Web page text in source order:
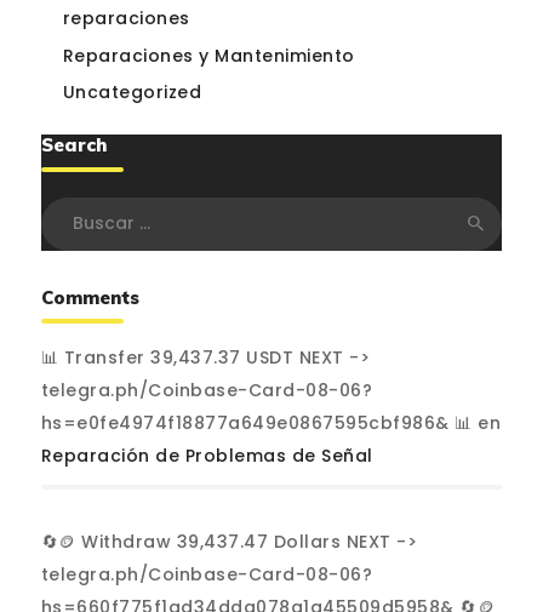
reparaciones
Reparaciones y Mantenimiento
Uncategorized
Search
Comments
📊 Transfer 39,437.37 USDT NEXT ->
telegra.ph/Coinbase-Card-08-06?
hs=e0fe4974f18877a649e0867595cbf986& 📊 en
Reparación de Problemas de Señal
🔄🪙 Withdraw 39,437.47 Dollars NEXT ->
telegra.ph/Coinbase-Card-08-06?
hs=660f775f1ad34dda078a1a45509d5958& 🔄🪙